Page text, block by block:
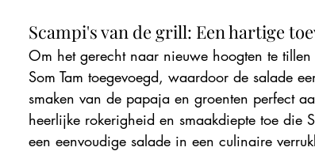
Scampi's van de grill: Een hartige
Om het gerecht naar nieuwe hoogten te
Som Tam toegevoegd, waardoor de salade
smaken van de papaja en groenten perfect
heerlijke rokerigheid en smaakdiepte toe die
een eenvoudige salade in een culinaire